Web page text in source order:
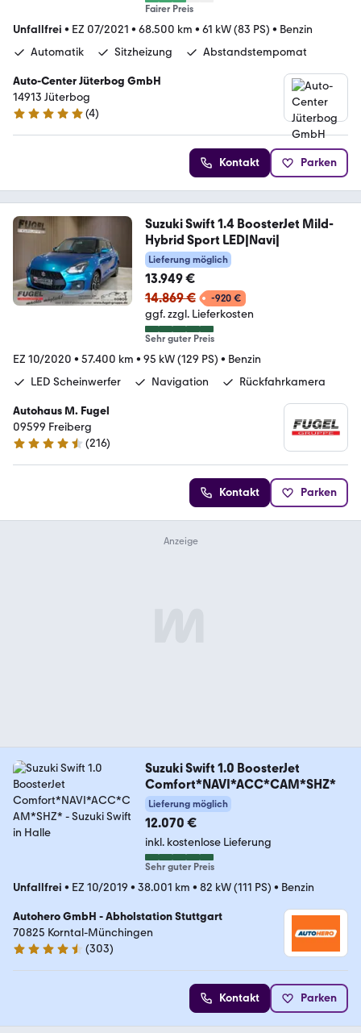
Fairer Preis
Unfallfrei • EZ 07/2021 • 68.500 km • 61 kW (83 PS) • Benzin
Automatik
Sitzheizung Abstandstempomat
Auto-Center Jüterbog GmbH
14913 Jüterbog
5 Sterne
(4)
Kontakt Parken
Suzuki Swift 1.4 BoosterJet Mild-
Hybrid Sport LED|Navi|
Lieferung möglich
13.949 €
14.869 €
-920 €
ggf. zzgl. Lieferkosten
Sehr guter Preis
EZ 10/2020 • 57.400 km • 95 kW (129 PS) • Benzin
LED Scheinwerfer
Navigation Rückfahrkamera
Autohaus M. Fugel
09599 Freiberg
4.4 Sterne
(216)
Kontakt Parken
Suzuki Swift 1.0 BoosterJet
Comfort*NAVI*ACC*CAM*SHZ*
Lieferung möglich
12.070 €
inkl. kostenlose Lieferung
Sehr guter Preis
Unfallfrei • EZ 10/2019 • 38.001 km • 82 kW (111 PS) • Benzin
Autohero GmbH - Abholstation Stuttgart
70825 Korntal-Münchingen
4.4 Sterne
(303)
Kontakt Parken